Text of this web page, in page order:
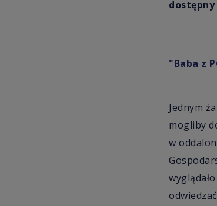
"Baba z
Jednym
mogliby
w